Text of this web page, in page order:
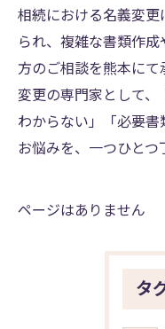
相続における名義変更
られ、複雑な書類作
方のご相談を熊本にて
変更の専門家として
わからない」「必要
お悩みを、一つひとつ
ページはありません
タ